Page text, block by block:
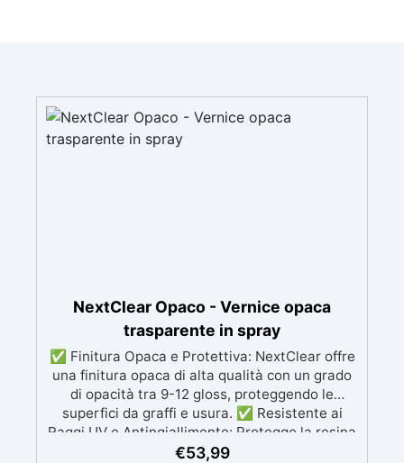
NextClear Opaco - Vernice opaca
trasparente in spray
✅ Finitura Opaca e Protettiva: NextClear offre
una finitura opaca di alta qualità con un grado
di opacità tra 9-12 gloss, proteggendo le
superfici da graffi e usura. ✅ Resistente ai
Raggi UV e Antingiallimento: Protegge la resina
e il legno dai danni dei raggi UV e previene
€53,99